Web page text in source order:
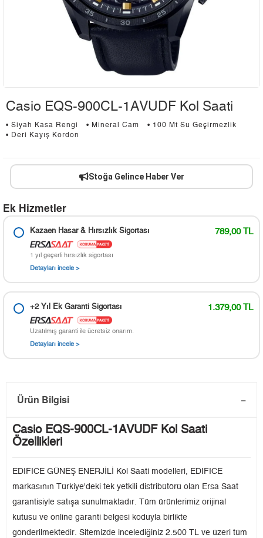
Casio EQS-900CL-1AVUDF Kol Saati
• Siyah Kasa Rengi • Mineral Cam
• 100 Mt Su Geçirmezlik
• Deri Kayış Kordon
Stoğa Gelince Haber Ver
Ek Hizmetler
Kazaen Hasar & Hırsızlık Sigortası 789,00 TL
1 yıl geçerli hırsızlık sigortası
Detayları incele >
+2 Yıl Ek Garanti Sigortası 1.379,00 TL
Uzatılmış garanti ile ücretsiz onarım.
Detayları incele >
Ürün Bilgisi
Casio EQS-900CL-1AVUDF Kol Saati
Özellikleri
EDIFICE GÜNEŞ ENERJİLİ Kol Saati modelleri, EDIFICE
markasının Türkiye'deki tek yetkili distribütörü olan Ersa Saat
garantisiyle satışa sunulmaktadır. Tüm ürünlerimiz orijinal
kutusu ve online garanti belgesi koduyla birlikte
gönderilmektedir. Sitemizde incelediğiniz 2.500 TL ve üzeri tüm